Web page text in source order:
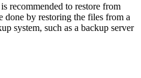
recommended to restore from
done by restoring the files from a
system, such as a backup server